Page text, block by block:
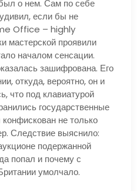
о нем. Сам по себе
если бы не
Office – highly
мастерской проявили
началом сенсации.
зашифрована. Его
откуда, вероятно, он и
что под клавиатурой
государственные
не только
Следствие выяснило:
подержанной
попал и почему с
умолчало.